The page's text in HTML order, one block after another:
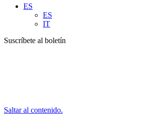
ES
ES
IT
Suscríbete al boletín
Saltar al contenido.